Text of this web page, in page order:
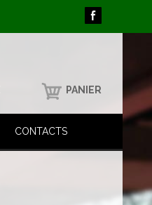
PANIER
CONTACTS